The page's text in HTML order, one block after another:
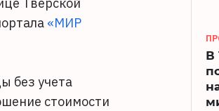
«МИР
без учета
стоимости
В